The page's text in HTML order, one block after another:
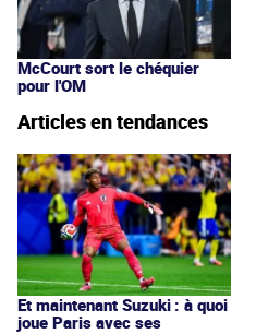
McCourt sort le chéquier
pour l'OM
Articles en tendances
Et maintenant Suzuki : à quoi
joue Paris avec ses